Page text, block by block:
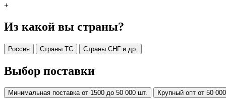
+
Из какой вы страны?
Россия Страны ТС Страны СНГ и др.
Выбор поставки
Минимальная поставка от 1500 до 50 000 шт. Крупный опт от 50